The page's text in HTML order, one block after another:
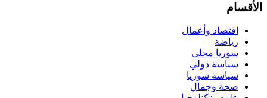
الأقسام
اقتصاد وأعمال
رياضة
سوريا محلي
سياسة دولي
سياسة سوريا
صحة وجمال